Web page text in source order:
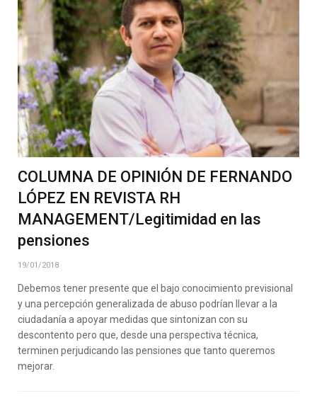
COLUMNA DE OPINIÓN DE FERNANDO
LÓPEZ EN REVISTA RH
MANAGEMENT/Legitimidad en las
pensiones
19/01/2018
Debemos tener presente que el bajo conocimiento previsional
y una percepción generalizada de abuso podrían llevar a la
ciudadanía a apoyar medidas que sintonizan con su
descontento pero que, desde una perspectiva técnica,
terminen perjudicando las pensiones que tanto queremos
mejorar.